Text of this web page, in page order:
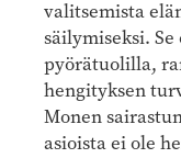
valitsemista
säilymiseksi.
pyörätuolilla,
hengityksen
Monen
asioista ei ole